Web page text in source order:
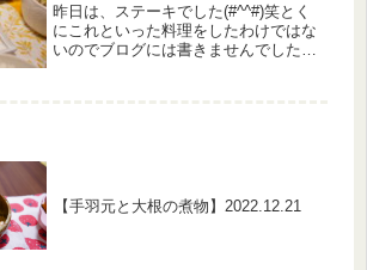
昨日は、ステーキでした(#^^#)笑とく
にこれといった料理をしたわけではな
いのでブログには書きませんでしたが
【手羽元と大根の煮物】2022.12.21